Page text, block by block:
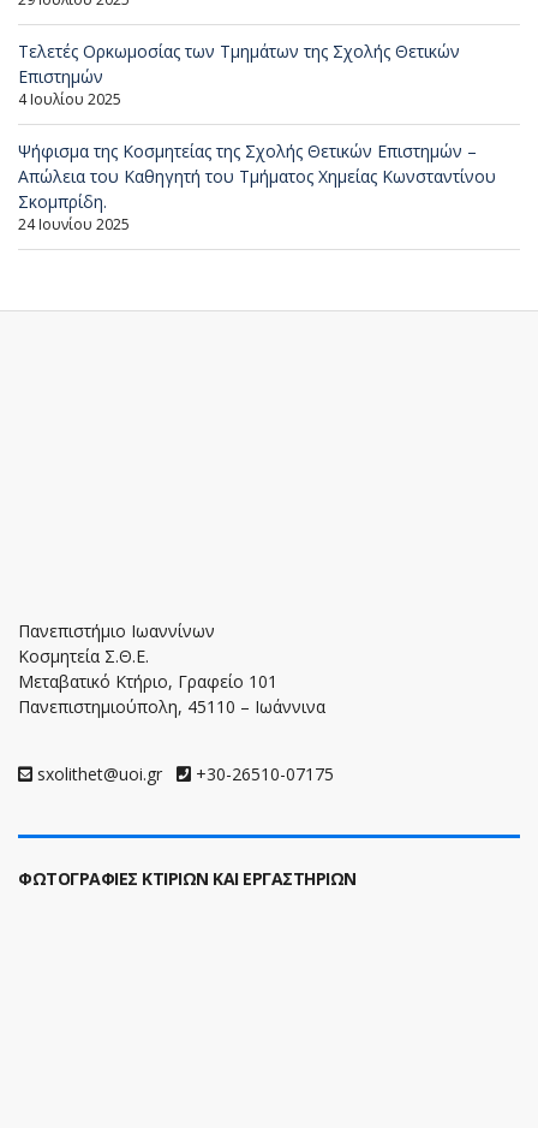
Τελετές Ορκωμοσίας των Τμημάτων της Σχολής Θετικών
Επιστημών
4 Ιουλίου 2025
Ψήφισμα της Κοσμητείας της Σχολής Θετικών Επιστημών –
Απώλεια του Καθηγητή του Τμήματος Χημείας Κωνσταντίνου
Σκομπρίδη.
24 Ιουνίου 2025
Πανεπιστήμιο Ιωαννίνων
Κοσμητεία Σ.Θ.Ε.
Μεταβατικό Κτήριο, Γραφείο 101
Πανεπιστημιούπολη, 45110 – Ιωάννινα
sxolithet@uoi.gr +30-26510-07175
ΦΩΤΟΓΡΑΦΙΕΣ ΚΤΙΡΙΩΝ ΚΑΙ ΕΡΓΑΣΤΗΡΙΩΝ